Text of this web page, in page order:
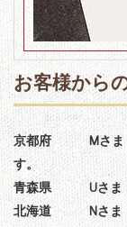
お客様から
京都府 Mさま ●
す。
青森県 Uさま ●
北海道 Nさま ●